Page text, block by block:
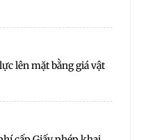
lên mặt bằng giá vật